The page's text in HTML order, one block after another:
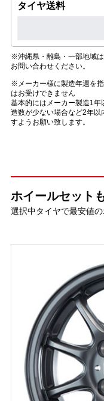
タイヤ送料
※沖縄県・離島・一部地域
お問い合わせください。
※メーカー様に製造年週を
はお受けできません
基本的にはメーカー製造1
造数が少ない場合など2年以
すようお願い致します。
ホイールセット
選択中タイヤで最安値